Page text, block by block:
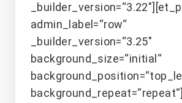
admin_label=“row“
_builder_version=“3.25″
background_size=“initial“
background_repeat=“repeat“]